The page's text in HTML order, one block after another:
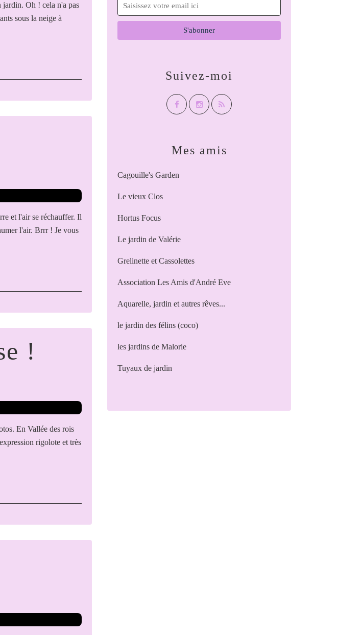
jardin. Oh ! cela n'a pas
sous la neige à
et l'air se réchauffer. Il
l'air. Brrr ! Je vous
!
En Vallée des rois
rigolote et très
Suivez-moi
Mes amis
Cagouille's Garden
Le vieux Clos
Hortus Focus
Le jardin de Valérie
Grelinette et Cassolettes
Association Les Amis d'André Eve
Aquarelle, jardin et autres rêves...
le jardin des félins (coco)
les jardins de Malorie
Tuyaux de jardin